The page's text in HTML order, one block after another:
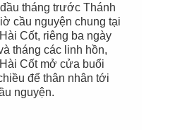
tháng trước Thánh
cầu nguyện chung tại
Cốt, riêng ba ngày
tháng các linh hồn,
Cốt mở cửa buổi
để thân nhân tới
nguyện.